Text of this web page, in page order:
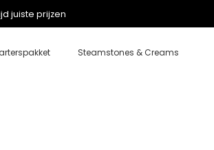
juiste prijzen
Steamstones & Creams